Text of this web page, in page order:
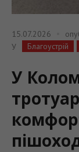
15.07.2026
У
Благоустрій
У